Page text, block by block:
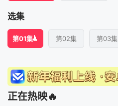
选集
第01集 第02集 第03集
正在热映🔥